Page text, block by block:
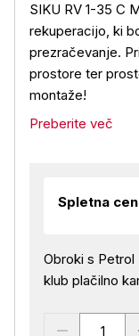
SIKU RV 1-35 C
rekuperacijo, ki
prezračevanje.
prostore ter
montaže!
Preberite več
Spletna
Obroki s
klub plačilno